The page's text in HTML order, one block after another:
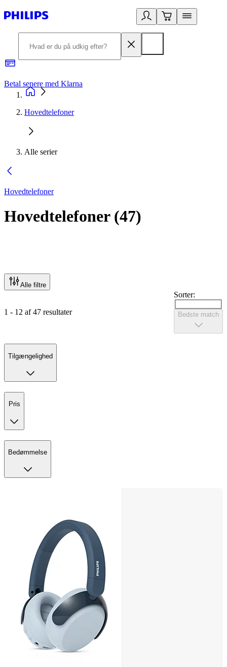
Betal senere med Klarna
Hovedtelefoner
Alle serier
Hovedtelefoner
Hovedtelefoner(47)
Alle filtre
1 - 12 af 47 resultater
Sorter:
Bedste match
Tilgængelighed
Pris
Bedømmelse